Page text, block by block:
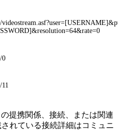
/
SSWORD]&resolution=64&rate=0
/0
/11
提携関係、接続、または関連
れている接続詳細はコミュニ